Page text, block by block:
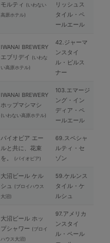
モルティ (いわない
高原ホテル)
リッシュス
タイル・ペ
ールエール
IWANAI BREWERY
エブリデイ (いわな
い高原ホテル)
42.ジャーマ
ンスタイ
ル・ピルス
ナー
IWANAI BREWERY
ホップマシマシ
(いわない高原ホテル)
103.エマージ
ング・イン
ディア・ペ
ールエール
パイオビア エー
ルと共に、花束
を。
(パイオビア)
69.スペシャ
ルティ・セ
ゾン
⼤沼ビール ケル
シュ
(ブロイハウス
⼤沼)
59.ケルンス
タイル・ケ
ルシュ
⼤沼ビール ホッ
プシャワー (ブロイ
ハウス⼤沼)
97.アメリカ
ンスタイ
ル・ペール